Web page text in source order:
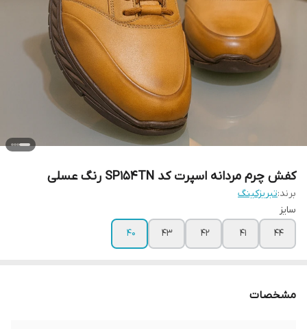
کفش چرم مردانه اسپرت کد SP154TN رنگ عسلی
برند:تبریزکینگ
سایز
44
41
42
43
40
مشخصات